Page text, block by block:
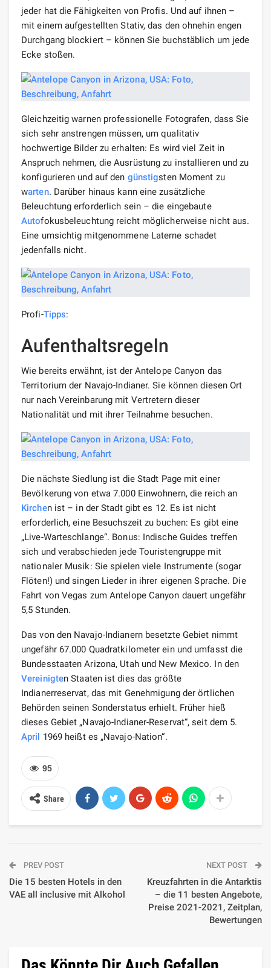
jeder hat die Fähigkeiten von Profis. Und auf ihnen –
mit einem aufgestellten Stativ, das den ohnehin engen
Durchgang blockiert – können Sie buchstäblich um jede
Ecke stoßen.
Gleichzeitig warnen professionelle Fotografen, dass Sie
sich sehr anstrengen müssen, um qualitativ
hochwertige Bilder zu erhalten: Es wird viel Zeit in
Anspruch nehmen, die Ausrüstung zu installieren und zu
konfigurieren und auf den günstigsten Moment zu
warten. Darüber hinaus kann eine zusätzliche
Beleuchtung erforderlich sein – die eingebaute
Autofokusbeleuchtung reicht möglicherweise nicht aus.
Eine umsichtig mitgenommene Laterne schadet
jedenfalls nicht.
Profi-Tipps:
Aufenthaltsregeln
Wie bereits erwähnt, ist der Antelope Canyon das
Territorium der Navajo-Indianer. Sie können diesen Ort
nur nach Vereinbarung mit Vertretern dieser
Nationalität und mit ihrer Teilnahme besuchen.
Die nächste Siedlung ist die Stadt Page mit einer
Bevölkerung von etwa 7.000 Einwohnern, die reich an
Kirchen ist – in der Stadt gibt es 12. Es ist nicht
erforderlich, eine Besuchszeit zu buchen: Es gibt eine
„Live-Warteschlange“. Bonus: Indische Guides treffen
sich und verabschieden jede Touristengruppe mit
nationaler Musik: Sie spielen viele Instrumente (sogar
Flöten!) und singen Lieder in ihrer eigenen Sprache. Die
Fahrt von Vegas zum Antelope Canyon dauert ungefähr
5,5 Stunden.
Das von den Navajo-Indianern besetzte Gebiet nimmt
ungefähr 67.000 Quadratkilometer ein und umfasst die
Bundesstaaten Arizona, Utah und New Mexico. In den
Vereinigten Staaten ist dies das größte
Indianerreservat, das mit Genehmigung der örtlichen
Behörden seinen Sonderstatus erhielt. Früher hieß
dieses Gebiet „Navajo-Indianer-Reservat“, seit dem 5.
April 1969 heißt es „Navajo-Nation“.
95
Share
PREV POST
Die 15 besten Hotels in den
VAE all inclusive mit Alkohol
NEXT POST
Kreuzfahrten in die Antarktis
– die 11 besten Angebote,
Preise 2021-2021, Zeitplan,
Bewertungen